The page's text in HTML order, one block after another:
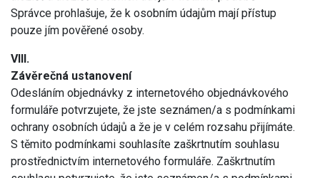
Správce prohlašuje, že k osobním údajům mají přístup
pouze jím pověřené osoby.
VIII.
Závěrečná ustanovení
Odesláním objednávky z internetového objednávkového
formuláře potvrzujete, že jste seznámen/a s podmínkami
ochrany osobních údajů a že je v celém rozsahu přijímáte.
S těmito podmínkami souhlasíte zaškrtnutím souhlasu
prostřednictvím internetového formuláře. Zaškrtnutím